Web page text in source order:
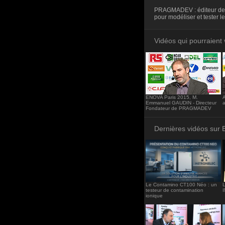
PRAGMADEV : éditeur
pour modéliser et tester
Vidéos qui pourraient
ENOVA Paris 2015, M.
Emmanuel GAUDIN - Directeur
Fondateur de PRAGMADEV
Dernières vidéos sur
Le Contamino CT100 Néo : un
testeur de contamination
ionique